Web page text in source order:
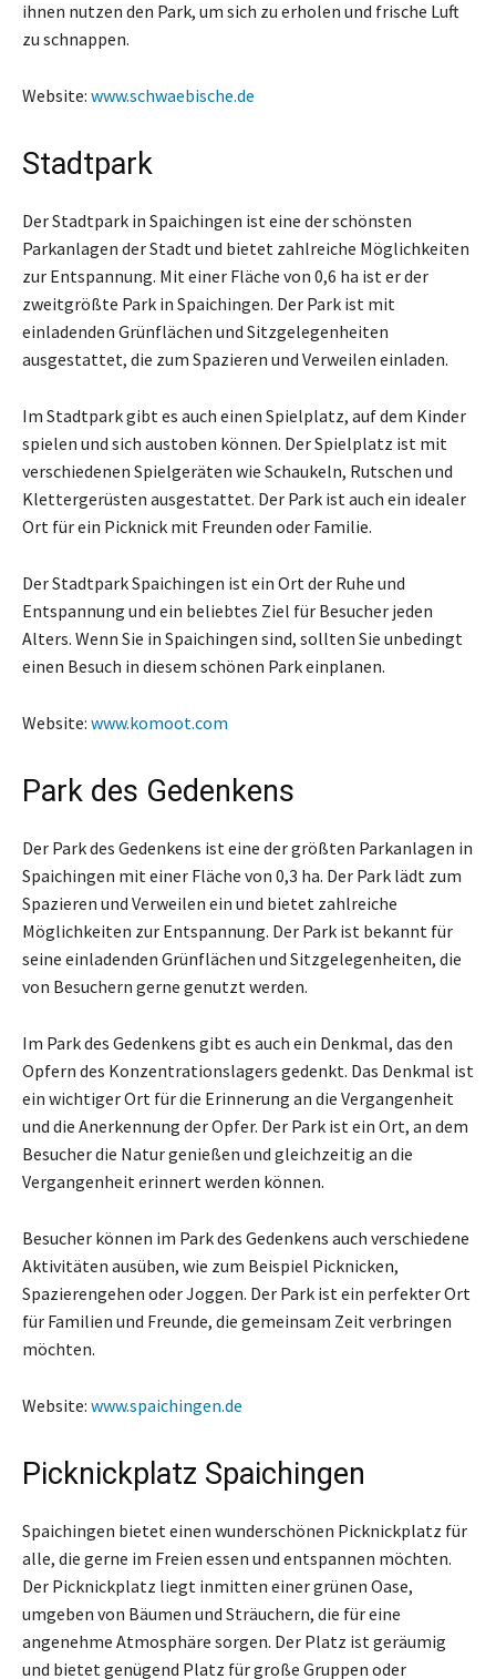
ihnen nutzen den Park, um sich zu erholen und frische Luft
zu schnappen.
Website: www.schwaebische.de
Stadtpark
Der Stadtpark in Spaichingen ist eine der schönsten
Parkanlagen der Stadt und bietet zahlreiche Möglichkeiten
zur Entspannung. Mit einer Fläche von 0,6 ha ist er der
zweitgrößte Park in Spaichingen. Der Park ist mit
einladenden Grünflächen und Sitzgelegenheiten
ausgestattet, die zum Spazieren und Verweilen einladen.
Im Stadtpark gibt es auch einen Spielplatz, auf dem Kinder
spielen und sich austoben können. Der Spielplatz ist mit
verschiedenen Spielgeräten wie Schaukeln, Rutschen und
Klettergerüsten ausgestattet. Der Park ist auch ein idealer
Ort für ein Picknick mit Freunden oder Familie.
Der Stadtpark Spaichingen ist ein Ort der Ruhe und
Entspannung und ein beliebtes Ziel für Besucher jeden
Alters. Wenn Sie in Spaichingen sind, sollten Sie unbedingt
einen Besuch in diesem schönen Park einplanen.
Website: www.komoot.com
Park des Gedenkens
Der Park des Gedenkens ist eine der größten Parkanlagen in
Spaichingen mit einer Fläche von 0,3 ha. Der Park lädt zum
Spazieren und Verweilen ein und bietet zahlreiche
Möglichkeiten zur Entspannung. Der Park ist bekannt für
seine einladenden Grünflächen und Sitzgelegenheiten, die
von Besuchern gerne genutzt werden.
Im Park des Gedenkens gibt es auch ein Denkmal, das den
Opfern des Konzentrationslagers gedenkt. Das Denkmal ist
ein wichtiger Ort für die Erinnerung an die Vergangenheit
und die Anerkennung der Opfer. Der Park ist ein Ort, an dem
Besucher die Natur genießen und gleichzeitig an die
Vergangenheit erinnert werden können.
Besucher können im Park des Gedenkens auch verschiedene
Aktivitäten ausüben, wie zum Beispiel Picknicken,
Spazierengehen oder Joggen. Der Park ist ein perfekter Ort
für Familien und Freunde, die gemeinsam Zeit verbringen
möchten.
Website: www.spaichingen.de
Picknickplatz Spaichingen
Spaichingen bietet einen wunderschönen Picknickplatz für
alle, die gerne im Freien essen und entspannen möchten.
Der Picknickplatz liegt inmitten einer grünen Oase,
umgeben von Bäumen und Sträuchern, die für eine
angenehme Atmosphäre sorgen. Der Platz ist geräumig
und bietet genügend Platz für große Gruppen oder